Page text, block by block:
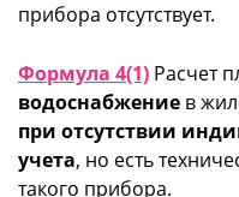
прибора отсутствует.
Формула 4(1) Расчет
водоснабжение в
при отсутствии
учета, но есть
такого прибора.